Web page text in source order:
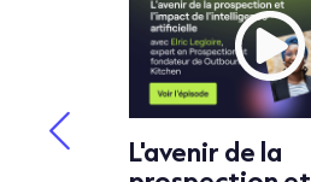
L'avenir de la